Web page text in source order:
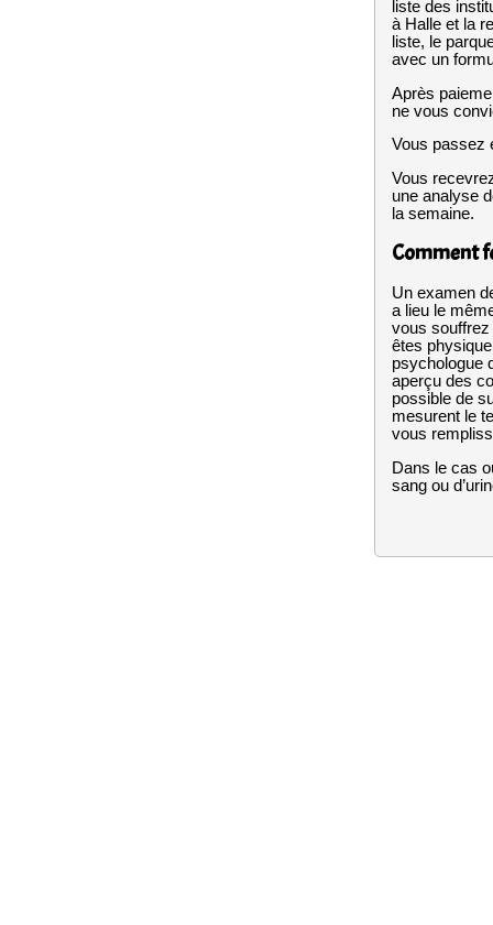
liste des
à Halle et la
liste, le
avec un
Après
ne vous
Vous passez
Vous
une analyse
la semaine.
Comment
Un examen
a lieu le
vous souffrez
êtes
psychologue
aperçu des
possible de
mesurent le
vous
Dans le cas
sang ou